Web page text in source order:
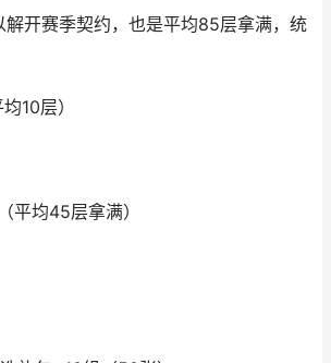
开赛季契约，也是平均85层拿满，统
10层）
平均45层拿满）